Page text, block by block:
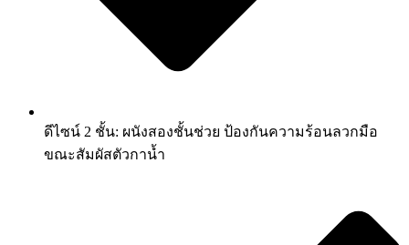
ดีไซน์ 2 ชั้น: ผนังสองชั้นช่วย ป้องกันความร้อนลวกมือ
ขณะสัมผัสตัวกาน้ำ